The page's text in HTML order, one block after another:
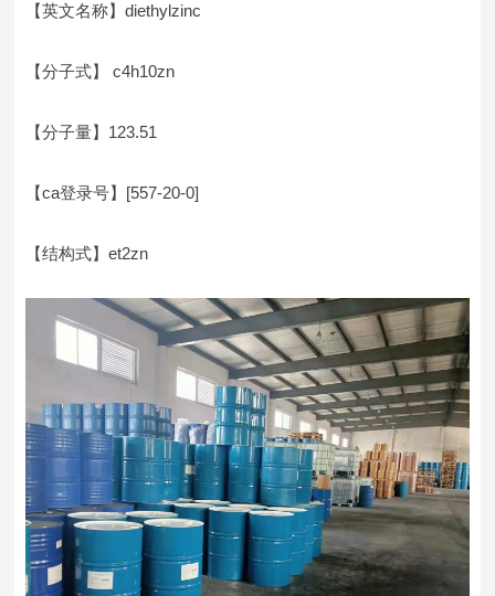
【英文名称】diethylzinc
【分子式】 c4h10zn
【分子量】123.51
【ca登录号】[557-20-0]
【结构式】et2zn